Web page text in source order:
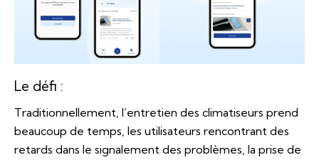
Le défi :
Traditionnellement, l’entretien des climatiseurs prend
beaucoup de temps, les utilisateurs rencontrant des
retards dans le signalement des problèmes, la prise de